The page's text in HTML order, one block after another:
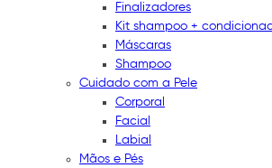
Finalizadores
Kit shampoo +
Máscaras
Shampoo
Cuidado com a Pele
Corporal
Facial
Labial
Mãos e Pés